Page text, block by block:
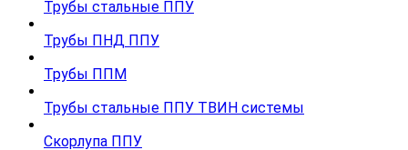
Трубы стальные ППУ
Трубы ПНД ППУ
Трубы ППМ
Трубы стальные ППУ ТВИН системы
Скорлупа ППУ